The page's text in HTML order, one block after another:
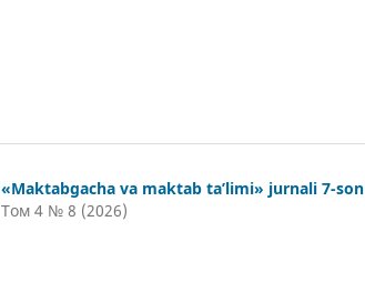
«Maktabgacha va maktab ta’limi» jurnali 7-son
Том 4 № 8 (2026)